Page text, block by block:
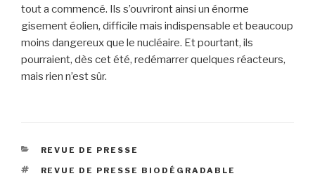
tout a commencé. Ils s’ouvriront ainsi un énorme
gisement éolien, difficile mais indispensable et beaucoup
moins dangereux que le nucléaire. Et pourtant, ils
pourraient, dès cet été, redémarrer quelques réacteurs,
mais rien n’est sûr.
CATÉGORIES
REVUE DE PRESSE
ÉTIQUETTES
REVUE DE PRESSE BIODÉGRADABLE